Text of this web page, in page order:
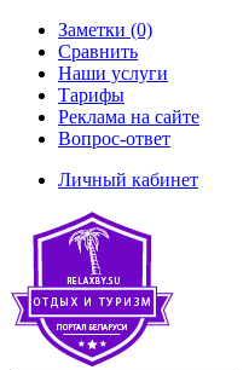
Заметки (0)
Сравнить
Наши услуги
Тарифы
Реклама на сайте
Вопрос-ответ
Личный кабинет